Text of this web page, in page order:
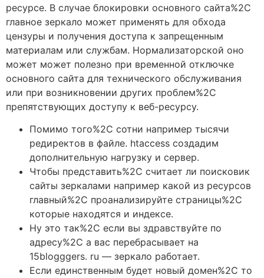
ресурсе. В случае блокировки основного сайта%2C
главное зеркало может применять для обхода
цензуры и получения доступа к запрещенным
материалам или службам. Нормализаторской оно
может может полезно при временной отключке
основного сайта для технического обслуживания
или при возникновении других проблем%2C
препятствующих доступу к веб-ресурсу.
Помимо того%2C сотни например тысячи
редиректов в файле. htaccess создадим
дополнительную нагрузку и сервер.
Чтобы представить%2C считает ли поисковик
сайты зеркалами например какой из ресурсов
главный%2C проанализируйте страницы%2C
которые находятся и индексе.
Ну это так%2C если вы здравствуйте по
адресу%2C а вас перебрасывает на
15blogggers. ru — зеркало работает.
Если единственным будет новый домен%2C то